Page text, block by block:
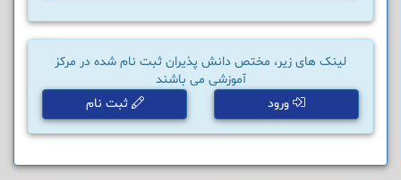
لینک های زیر، مختص دانش پذیران ثبت نام شده در مرکز
آموزشی می باشند
ورود
ثبت نام